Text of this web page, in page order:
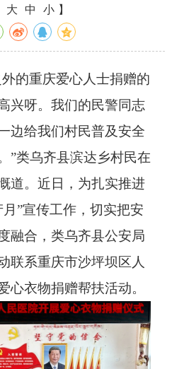
大 中 小 】
的重庆爱心人士捐赠的
兴呀。我们的民警同志
边给我们村民普及安全
”类乌齐县滨达乡村民在
道。近日，为扎实推进
”宣传工作，切实把安
融合，类乌齐县公安局
联系重庆市沙坪坝区人
心衣物捐赠帮扶活动。